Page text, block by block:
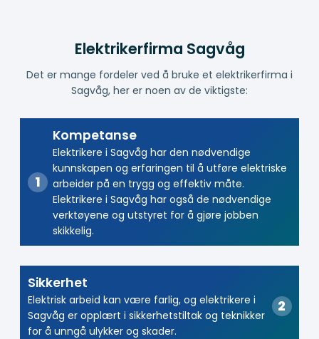
Elektrikerfirma Sagvåg
Det er mange fordeler ved å bruke et elektrikerfirma i
Sagvåg, her er noen av de viktigste:
Kompetanse
Elektrikere i Sagvåg har den nødvendige
kunnskapen og erfaringen til å utføre elektriske
arbeider på en trygg og effektiv måte.
Elektrikere i Sagvåg har også de nødvendige
verktøyene og utstyret for å gjøre jobben
skikkelig.
Sikkerhet
Elektrisk arbeid kan være farlig, og elektrikere i
Sagvåg er opplært i sikkerhetstiltak og teknikker
for å unngå ulykker og skader.